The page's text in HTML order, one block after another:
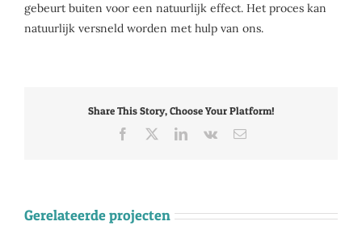
gebeurt buiten voor een natuurlijk effect. Het proces kan
natuurlijk versneld worden met hulp van ons.
Share This Story, Choose Your Platform!
Facebook
LinkedIn
Vk
E-
Gerelateerde projecten